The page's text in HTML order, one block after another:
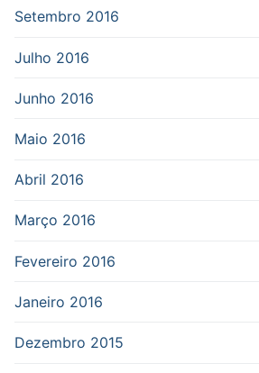
Setembro 2016
Julho 2016
Junho 2016
Maio 2016
Abril 2016
Março 2016
Fevereiro 2016
Janeiro 2016
Dezembro 2015